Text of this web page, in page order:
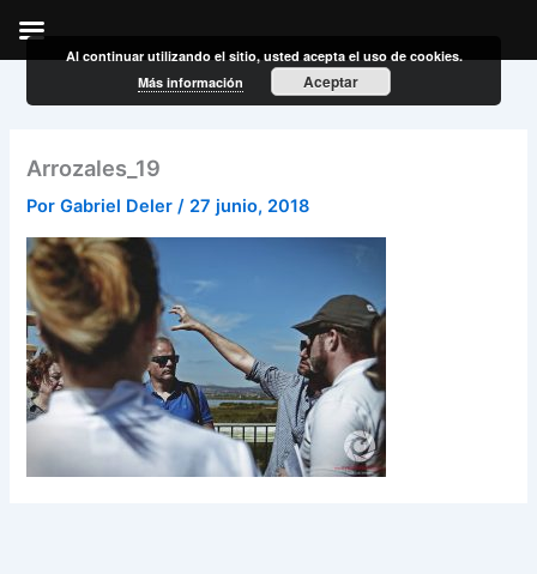
Arrozales_19
PorGabriel Deler/ 27 junio, 2018
Al continuar utilizando el sitio, usted acepta el uso de cookies.
Más información
Aceptar